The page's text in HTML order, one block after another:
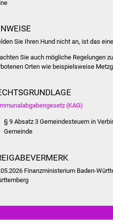
Sie Ihren Hund nicht an, ist das
Sie auch mögliche Regelungen
Orten wie beispielsweise
(KAG)
§ 9 Absatz 3 Gemeindesteuern in
Gemeinde
Finanzministerium Baden-